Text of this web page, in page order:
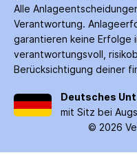
Alle
Verantwortung.
garantieren keine Erfolge
verantwortungsvoll,
Berücksichtigung deiner
Deutsches
mit Sitz bei
© 2026